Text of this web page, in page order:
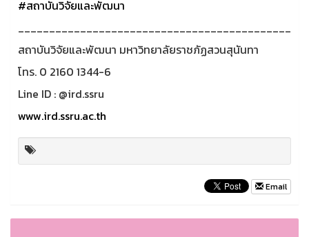
#สถาบันวิจัยและพัฒนา
____________________________________________
สถาบันวิจัยและพัฒนา มหาวิทยาลัยราชภัฏสวนสุนันทา
โทร. 0 2160 1344-6
Line ID : @ird.ssru
www.ird.ssru.ac.th
Email